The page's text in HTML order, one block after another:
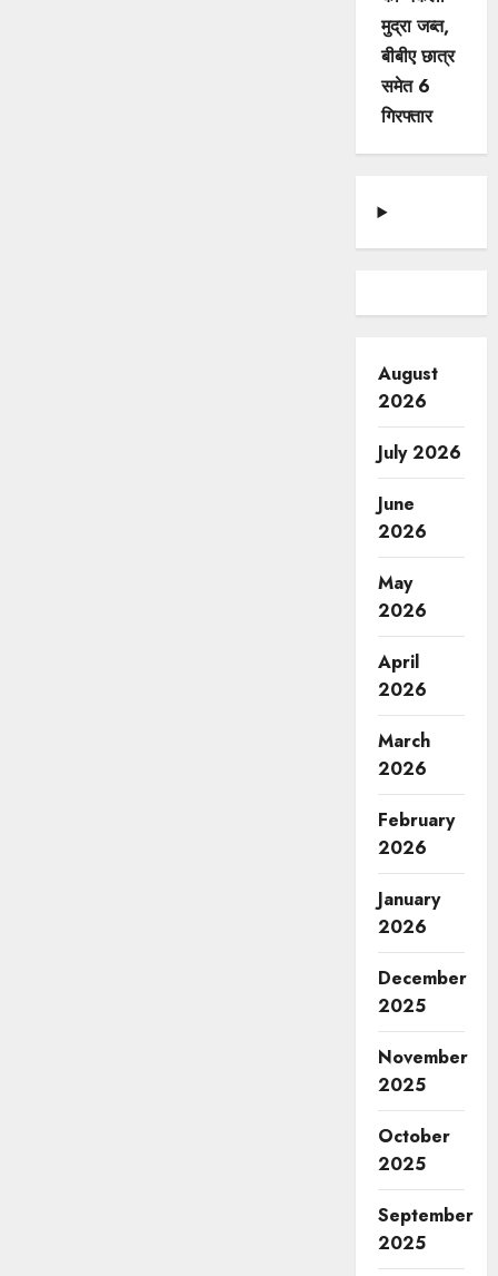
मुद्रा जब्त,
बीबीए छात्र
समेत 6
गिरफ्तार
August
2026
July 2026
June
2026
May
2026
April
2026
March
2026
February
2026
January
2026
December
2025
November
2025
October
2025
September
2025